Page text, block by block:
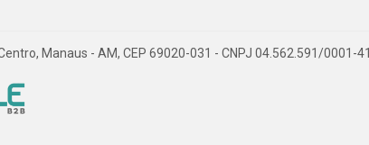
Manaus - AM, CEP 69020-031 - CNPJ 04.562.591/0001-41